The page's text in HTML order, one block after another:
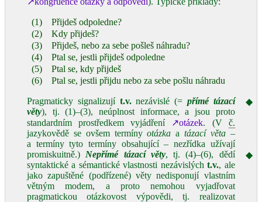
(1)
Přijdeš odpoledne?
(2)
Kdy přijdeš?
(3)
Přijdeš, nebo za sebe pošleš náhradu?
(4)
Ptal se, jestli přijdeš odpoledne
(5)
Ptal se, kdy přijdeš
(6)
Ptal se, jestli přijdu nebo za sebe pošlu náhradu
Pragmaticky signalizují t.v.nezávislé (= přímé tázací
věty), tj. (1)–(3), neúplnost informace, a jsou proto
standardním prostředkem vyjádření ↗otázek. (V č.
jazykovědě se ovšem termínyotázka atázací věta‒
a termíny tyto termíny obsahující ‒ nezřídka užívají
promiskuitně.) Nepřímé tázací věty, tj. (4)–(6), dědí
syntaktické a sémantické vlastnosti nezávislýcht.v., ale
jako zapuštěné (podřízené) věty nedisponují vlastním
větným modem, a proto nemohou vyjadřovat
pragmatickou otázkovost výpovědi, tj. realizovat
◆
◆